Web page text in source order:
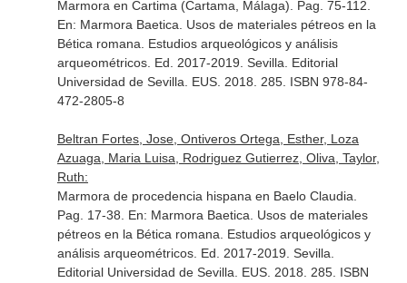
Marmora en Cartima (Cartama, Málaga). Pag. 75-112.
En: Marmora Baetica. Usos de materiales pétreos en la
Bética romana. Estudios arqueológicos y análisis
arqueométricos. Ed. 2017-2019. Sevilla. Editorial
Universidad de Sevilla. EUS. 2018. 285. ISBN 978-84-
472-2805-8
Beltran Fortes, Jose, Ontiveros Ortega, Esther, Loza
Azuaga, Maria Luisa, Rodriguez Gutierrez, Oliva, Taylor,
Ruth:
Marmora de procedencia hispana en Baelo Claudia.
Pag. 17-38. En: Marmora Baetica. Usos de materiales
pétreos en la Bética romana. Estudios arqueológicos y
análisis arqueométricos. Ed. 2017-2019. Sevilla.
Editorial Universidad de Sevilla. EUS. 2018. 285. ISBN